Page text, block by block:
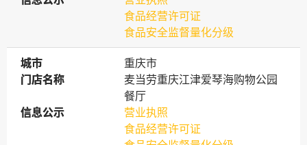
食品经营许可证
食品安全监督量化分级
城市
城市
重庆市
门店名称
门店名称
麦当劳重庆江津爱琴海购物公园
餐厅
信息公示
信息公示
营业执照
食品经营许可证